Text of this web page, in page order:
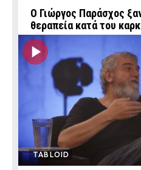
O Γιώργος Παράσχος
θεραπεία κατά του
TABLOID